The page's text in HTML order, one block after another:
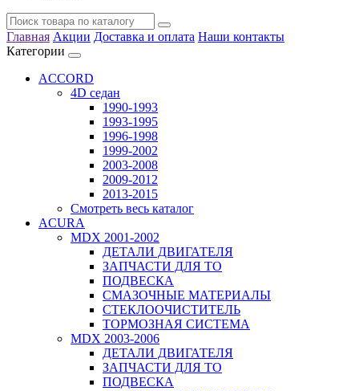
Главная Акции Доставка и оплата Наши контакты
Категории
ACCORD
4D седан
1990-1993
1993-1995
1996-1998
1999-2002
2003-2008
2009-2012
2013-2015
Смотреть весь каталог
ACURA
MDX 2001-2002
ДЕТАЛИ ДВИГАТЕЛЯ
ЗАПЧАСТИ ДЛЯ ТО
ПОДВЕСКА
СМАЗОЧНЫЕ МАТЕРИАЛЫ
СТЕКЛООЧИСТИТЕЛЬ
ТОРМОЗНАЯ СИСТЕМА
MDX 2003-2006
ДЕТАЛИ ДВИГАТЕЛЯ
ЗАПЧАСТИ ДЛЯ ТО
ПОДВЕСКА